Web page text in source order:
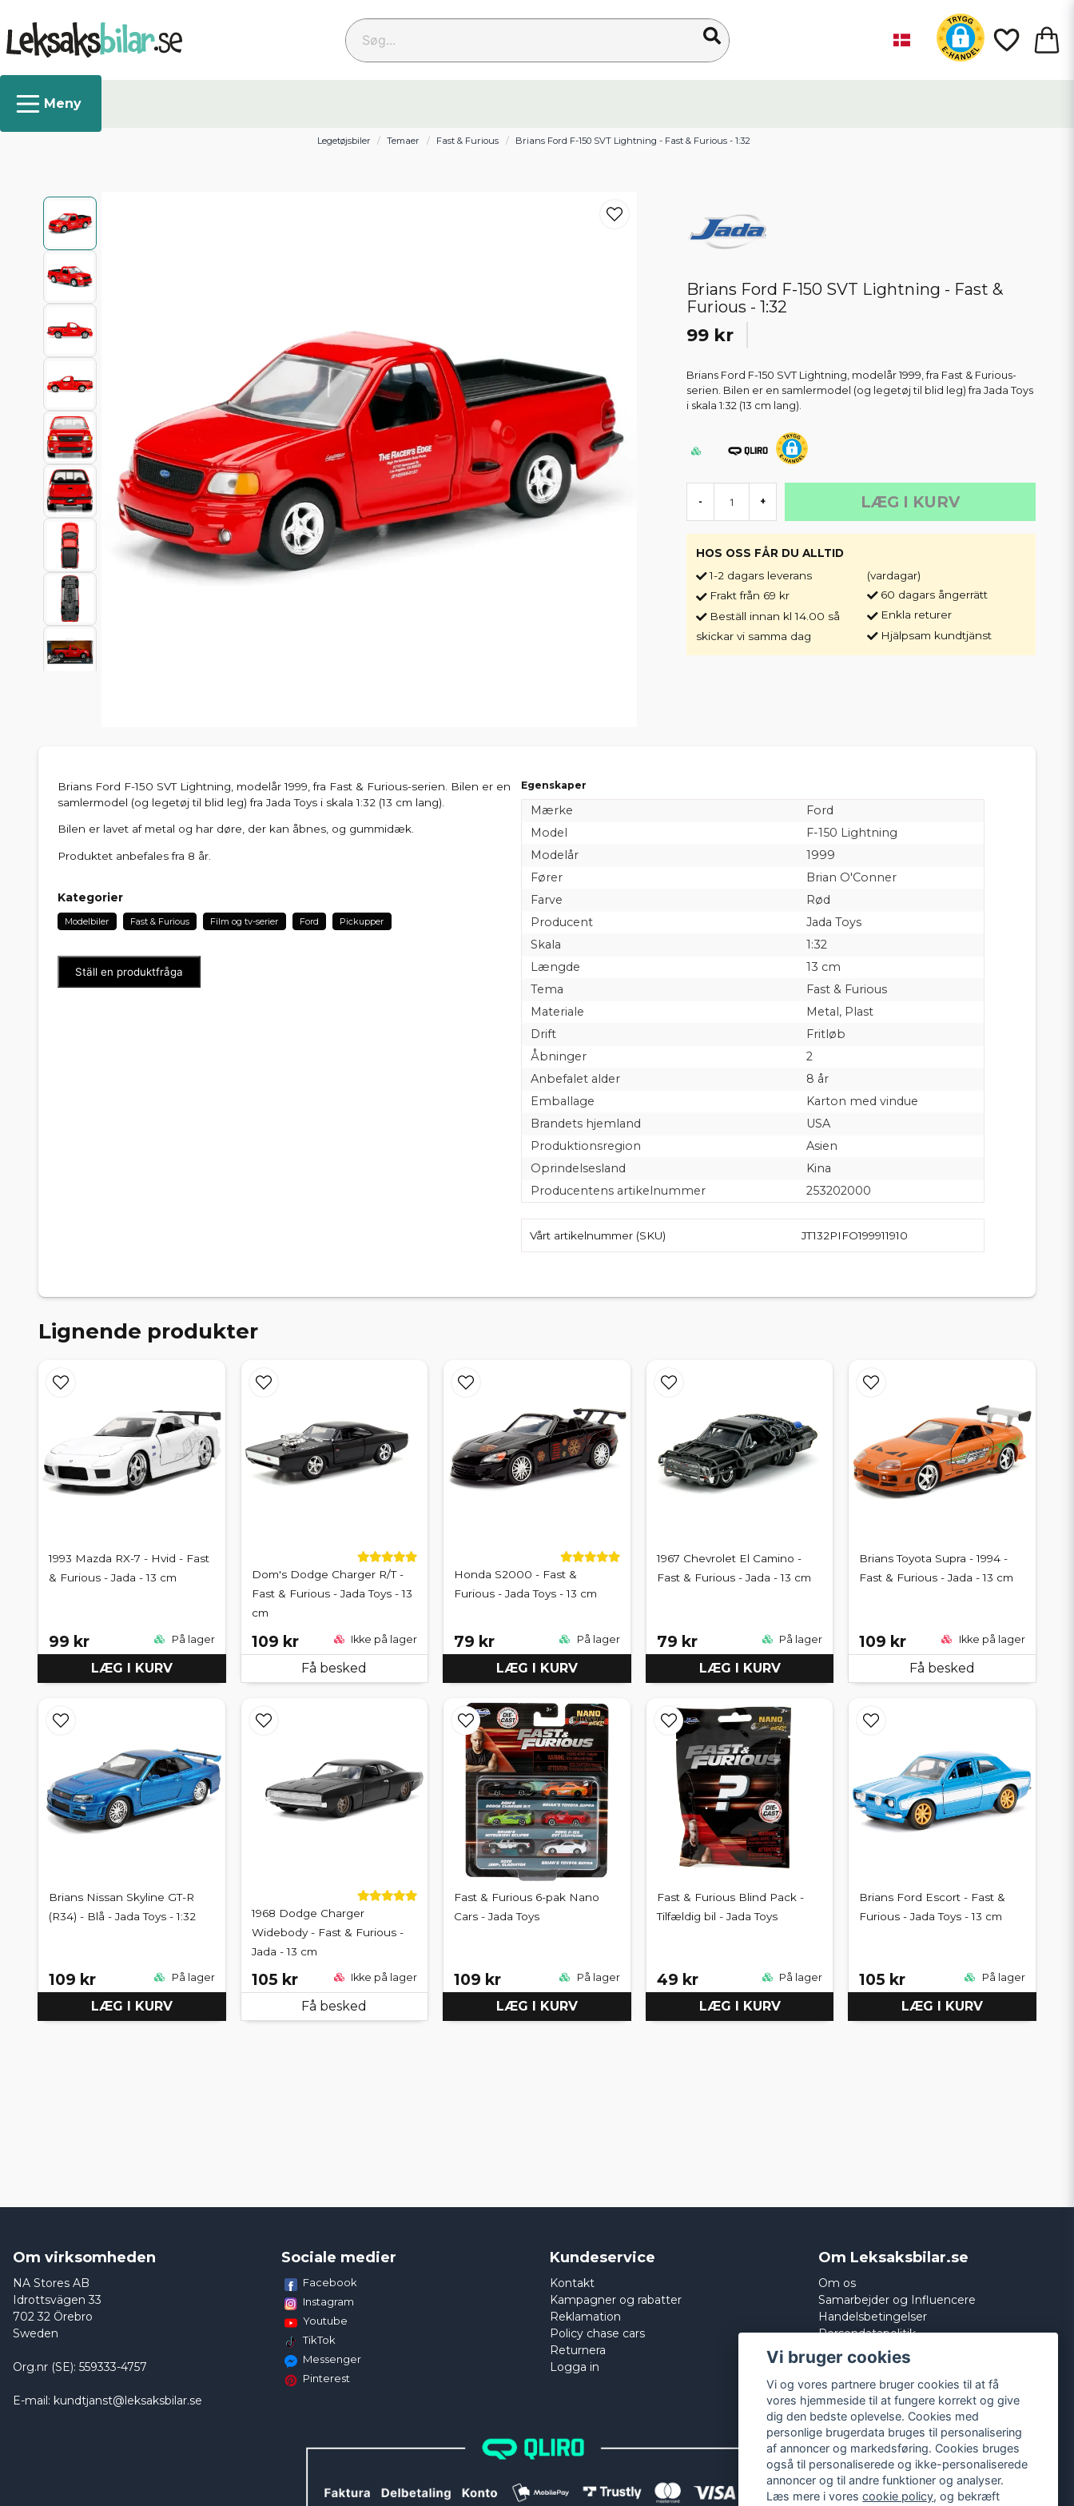
Søg...
Legetøjsbiler Temaer Fast & Furious Brians Ford F-150 SVT Lightning - Fast & Furious - 1:32
Brians Ford F-150 SVT Lightning - Fast &
Furious - 1:32
99 kr
Brians Ford F-150 SVT Lightning, modelår 1999, fra Fast & Furious-
serien. Bilen er en samlermodel (og legetøj til blid leg) fra Jada Toys
i skala 1:32 (13 cm lang).
- + LÆG I KURV
HOS OSS FÅR DU ALLTID
1-2 dagars leverans
Frakt från 69 kr
Beställ innan kl 14.00 så
skickar vi samma dag
(vardagar)
60 dagars ångerrätt
Enkla returer
Hjälpsam kundtjänst
Brians Ford F-150 SVT Lightning, modelår 1999, fra Fast & Furious-serien. Bilen er en
samlermodel (og legetøj til blid leg) fra Jada Toys i skala 1:32 (13 cm lang).
Bilen er lavet af metal og har døre, der kan åbnes, og gummidæk.
Produktet anbefales fra 8 år.
Kategorier
Modelbiler Fast & Furious Film og tv-serier Ford Pickupper
Ställ en produktfråga
Egenskaper
Mærke
Ford
Model
F-150 Lightning
Modelår
1999
Fører
Brian O'Conner
Farve
Rød
Producent
Jada Toys
Skala
1:32
Længde
13 cm
Tema
Fast & Furious
Materiale
Metal, Plast
Drift
Fritløb
Åbninger
2
Anbefalet alder
8 år
Emballage
Karton med vindue
Brandets hjemland
USA
Produktionsregion
Asien
Oprindelsesland
Kina
Producentens artikelnummer
253202000
Vårt artikelnummer (SKU) JT132PIFO199911910
Lignende produkter
1993 Mazda RX-7 - Hvid - Fast
& Furious - Jada - 13 cm
99 kr På lager
LÆG I KURV
Dom's Dodge Charger R/T -
Fast & Furious - Jada Toys - 13
cm
109 kr Ikke på lager
Få besked
Honda S2000 - Fast &
Furious - Jada Toys - 13 cm
79 kr På lager
LÆG I KURV
1967 Chevrolet El Camino -
Fast & Furious - Jada - 13 cm
79 kr På lager
LÆG I KURV
Brians Toyota Supra - 1994 -
Fast & Furious - Jada - 13 cm
109 kr Ikke på lager
Få besked
Brians Nissan Skyline GT-R
(R34) - Blå - Jada Toys - 1:32
109 kr På lager
LÆG I KURV
1968 Dodge Charger
Widebody - Fast & Furious -
Jada - 13 cm
105 kr Ikke på lager
Få besked
Fast & Furious 6-pak Nano
Cars - Jada Toys
109 kr På lager
LÆG I KURV
Fast & Furious Blind Pack -
Tilfældig bil - Jada Toys
49 kr På lager
LÆG I KURV
Brians Ford Escort - Fast &
Furious - Jada Toys - 13 cm
105 kr På lager
LÆG I KURV
Om virksomheden
NA Stores AB
Idrottsvägen 33
702 32 Örebro
Sweden
Org.nr (SE): 559333-4757
E-mail: kundtjanst@leksaksbilar.se
Sociale medier
Facebook
Instagram
Youtube
TikTok
Messenger
Pinterest
Kundeservice
Kontakt
Kampagner og rabatter
Reklamation
Policy chase cars
Returnera
Logga in
Om Leksaksbilar.se
Om os
Samarbejder og Influencere
Handelsbetingelser
Persondatapolitik
Cookies
Vi bruger cookies
Vi og vores partnere bruger cookies til at få
vores hjemmeside til at fungere korrekt og give
dig den bedste oplevelse. Cookies med
personlige brugerdata bruges til personalisering
af annoncer og markedsføring. Cookies bruges
også til personaliserede og ikke-personaliserede
annoncer og til andre funktioner og analyser.
Læs mere i vorescookie policy, og bekræft